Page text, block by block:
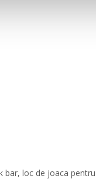
loc de joaca